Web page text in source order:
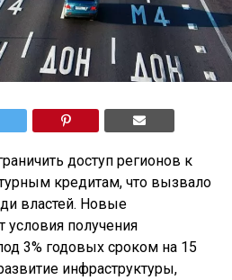
доступ регионов к
кредитам, что вызвало
властей. Новые
условия получения
3% годовых сроком на 15
инфраструктуры,